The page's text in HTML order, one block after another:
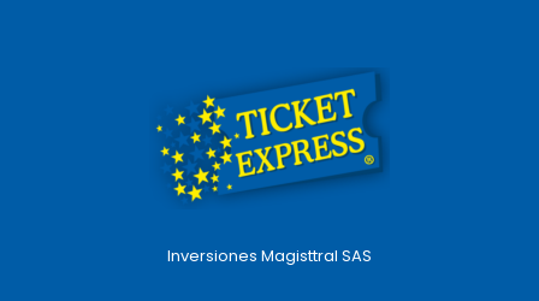
Inversiones Magisttral SAS